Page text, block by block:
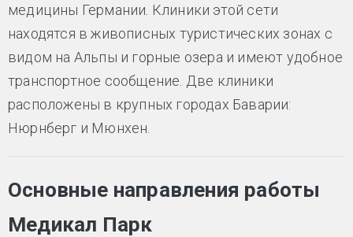
медицины Германии. Клиники этой сети
находятся в живописных туристических зонах с
видом на Альпы и горные озера и имеют удобное
транспортное сообщение. Две клиники
расположены в крупных городах Баварии:
Нюрнберг и Мюнхен.
Основные направления работы
Медикал Парк